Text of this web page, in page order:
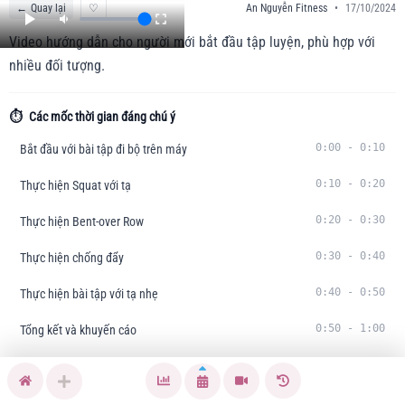
← Quay lại ♡ An Nguyễn Fitness • 17/10/2024
Video hướng dẫn cho người mới bắt đầu tập luyện, phù hợp với
nhiều đối tượng.
⏱️ Các mốc thời gian đáng chú ý
Bắt đầu với bài tập đi bộ trên máy 0:00 - 0:10
Thực hiện Squat với tạ 0:10 - 0:20
Thực hiện Bent-over Row 0:20 - 0:30
Thực hiện chống đẩy 0:30 - 0:40
Thực hiện bài tập với tạ nhẹ 0:40 - 0:50
Tổng kết và khuyến cáo 0:50 - 1:00
Tóm tắt nội dung:
Video hướng dẫn người mới bắt đầu tập gym với bài